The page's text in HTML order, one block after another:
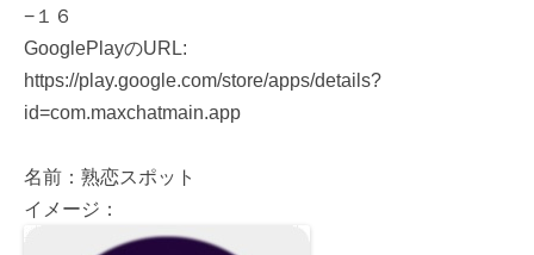
−１６
GooglePlayのURL:
https://play.google.com/store/apps/details?
id=com.maxchatmain.app
名前：熟恋スポット
イメージ：